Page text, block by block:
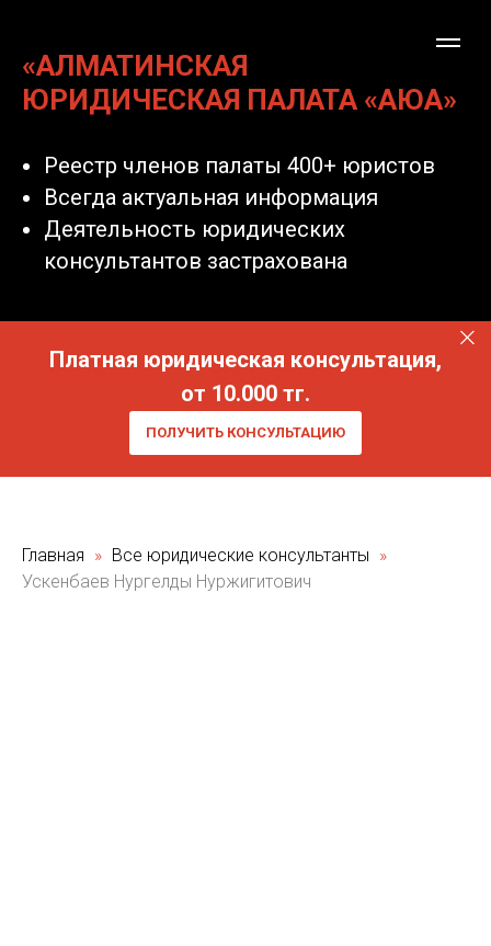
«АЛМАТИНСКАЯ
ЮРИДИЧЕСКАЯ ПАЛАТА «АЮА»
Реестр членов палаты 400+ юристов
Всегда актуальная информация
Деятельность юридических
консультантов застрахована
Платная юридическая консультация,
от 10.000 тг.
ПОЛУЧИТЬ КОНСУЛЬТАЦИЮ
Главная
Все юридические консультанты
Ускенбаев Нургелды Нуржигитович